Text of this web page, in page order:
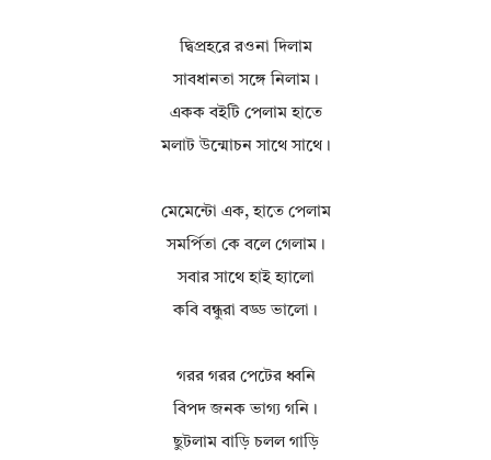
দ্বিপ্রহরে রওনা দিলাম
সাবধানতা সঙ্গে নিলাম।
একক বইটি পেলাম হাতে
মলাট উন্মোচন সাথে সাথে।
মেমেন্টো এক, হাতে পেলাম
সমর্পিতা কে বলে গেলাম।
সবার সাথে হাই হ্যালো
কবি বন্ধুরা বড্ড ভালো।
গরর গরর পেটের ধ্বনি
বিপদ জনক ভাগ্য গনি।
ছুটলাম বাড়ি চলল গাড়ি